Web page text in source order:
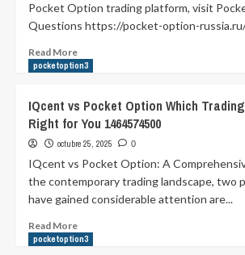
Pocket Option trading platform, visit
Questions https://pocket-option-
Read MoreRead
more
Questions
About
Pocket
Option
Ultimate
Guide
pocketoption3
IQcent vs Pocket Option Which
Right for You 1464574500
octubre 25, 2025 0
IQcent vs Pocket Option: A
the contemporary trading landscape, two
have gained considerable attention are...
Read MoreRead
more
pocketoption3